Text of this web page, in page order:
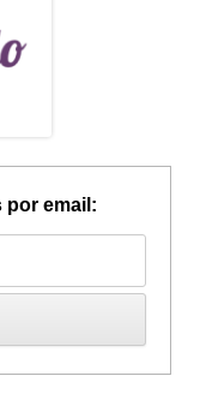
por email: